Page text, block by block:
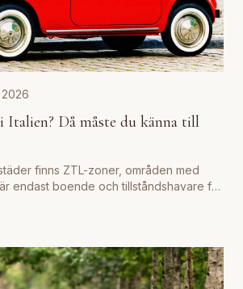
Italien? Då måste du känna till
finns ZTL-zoner, områden med
endast boende och tillståndshavare får